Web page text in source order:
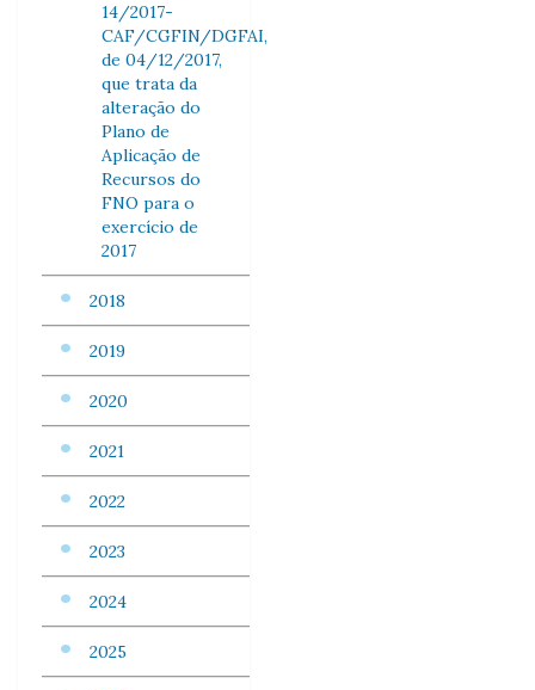
14/2017-
CAF/CGFIN/DGFAI,
de 04/12/2017,
que trata da
alteração do
Plano de
Aplicação de
Recursos do
FNO para o
exercício de
2017
2018
2019
2020
2021
2022
2023
2024
2025